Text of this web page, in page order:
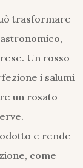
trasformare
Un rosso
i salumi
un rosato
e rende
come